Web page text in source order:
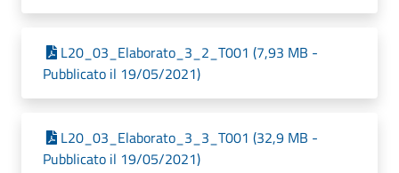
L20_03_Elaborato_3_2_T001 (7,93 MB -
Pubblicato il 19/05/2021)
L20_03_Elaborato_3_3_T001 (32,9 MB -
Pubblicato il 19/05/2021)